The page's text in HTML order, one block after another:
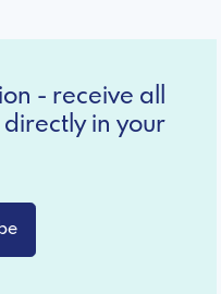
- receive all
in your